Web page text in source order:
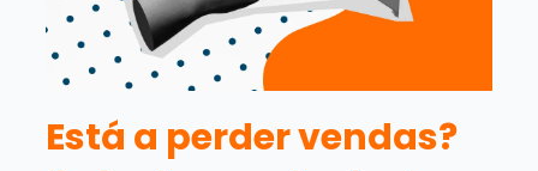
Está a perder vendas?